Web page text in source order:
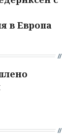
в Европа